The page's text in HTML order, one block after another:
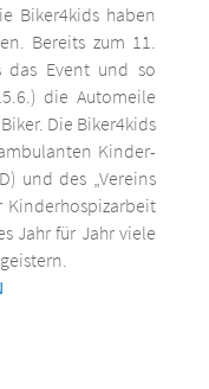
Biker4kids haben
Bereits zum 11.
das Event und so
die Automeile
Die Biker4kids
Kinder-
und des „Vereins
Kinderhospizarbeit
Jahr für Jahr viele